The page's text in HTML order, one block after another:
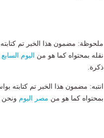
ملحوظة: مضمون هذا الخبر تم
نقله بمحتواه كما هو من
اليوم السابع
ذكرة.
انتبه: مضمون هذا الخبر تم كتابته
بمحتواه كما هو من مصر اليوم ونحن